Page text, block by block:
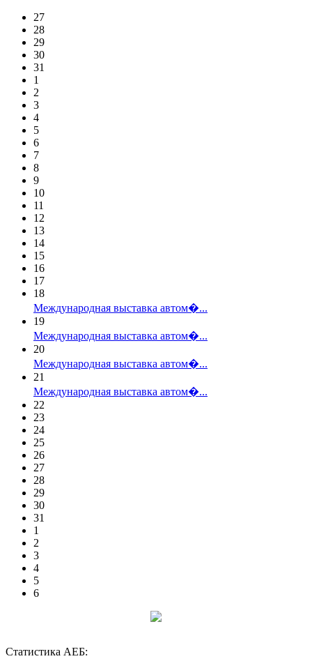
27
28
29
30
31
1
2
3
4
5
6
7
8
9
10
11
12
13
14
15
16
17
18
Международная выставка автом�...
19
Международная выставка автом�...
20
Международная выставка автом�...
21
Международная выставка автом�...
22
23
24
25
26
27
28
29
30
31
1
2
3
4
5
6
Статистика АЕБ: